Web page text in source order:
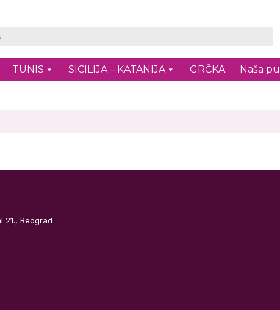
TUNIS SICILIJA – KATANIJA GRČKA Naša
21., Beograd